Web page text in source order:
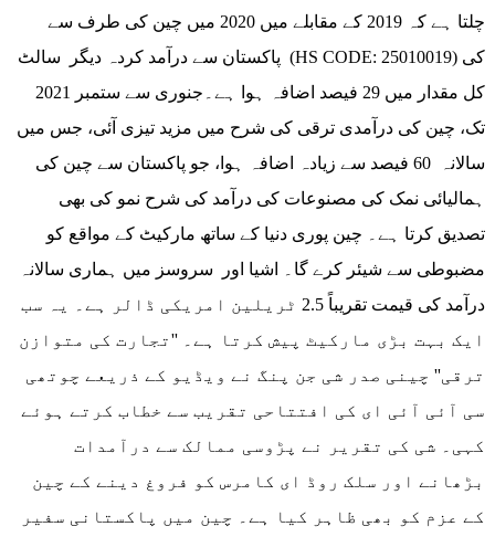
چلتا ہے کہ 2019 کے مقابلے میں 2020 میں چین کی طرف سے
پاکستان سے درآمد کردہ دیگر سالٹ (HS CODE: 25010019) کی
کل مقدار میں 29 فیصد اضافہ ہوا ہے۔جنوری سے ستمبر 2021
تک، چین کی درآمدی ترقی کی شرح میں مزید تیزی آئی، جس میں
سالانہ 60 فیصد سے زیادہ اضافہ ہوا، جو پاکستان سے چین کی
ہمالیائی نمک کی مصنوعات کی درآمد کی شرح نمو کی بھی
تصدیق کرتا ہے۔ چین پوری دنیا کے ساتھ مارکیٹ کے مواقع کو
مضبوطی سے شیئر کرے گا۔ اشیا اور سروسز میں ہماری سالانہ
درآمد کی قیمت تقریباً 2.5 ٹریلین امریکی ڈالر ہے۔ یہ سب
ایک بہت بڑی مارکیٹ پیش کرتا ہے۔ ''تجارت کی متوازن
ترقی'' چینی صدر شی جن پنگ نے ویڈیو کے ذریعے چوتھی
سی آئی آئی ای کی افتتاحی تقریب سے خطاب کرتے ہوئے
کہی۔ شی کی تقریر نے پڑوسی ممالک سے درآمدات
بڑھانے اور سلک روڈ ای کامرس کو فروغ دینے کے چین
کے عزم کو بھی ظاہر کیا ہے۔ چین میں پاکستانی سفیر